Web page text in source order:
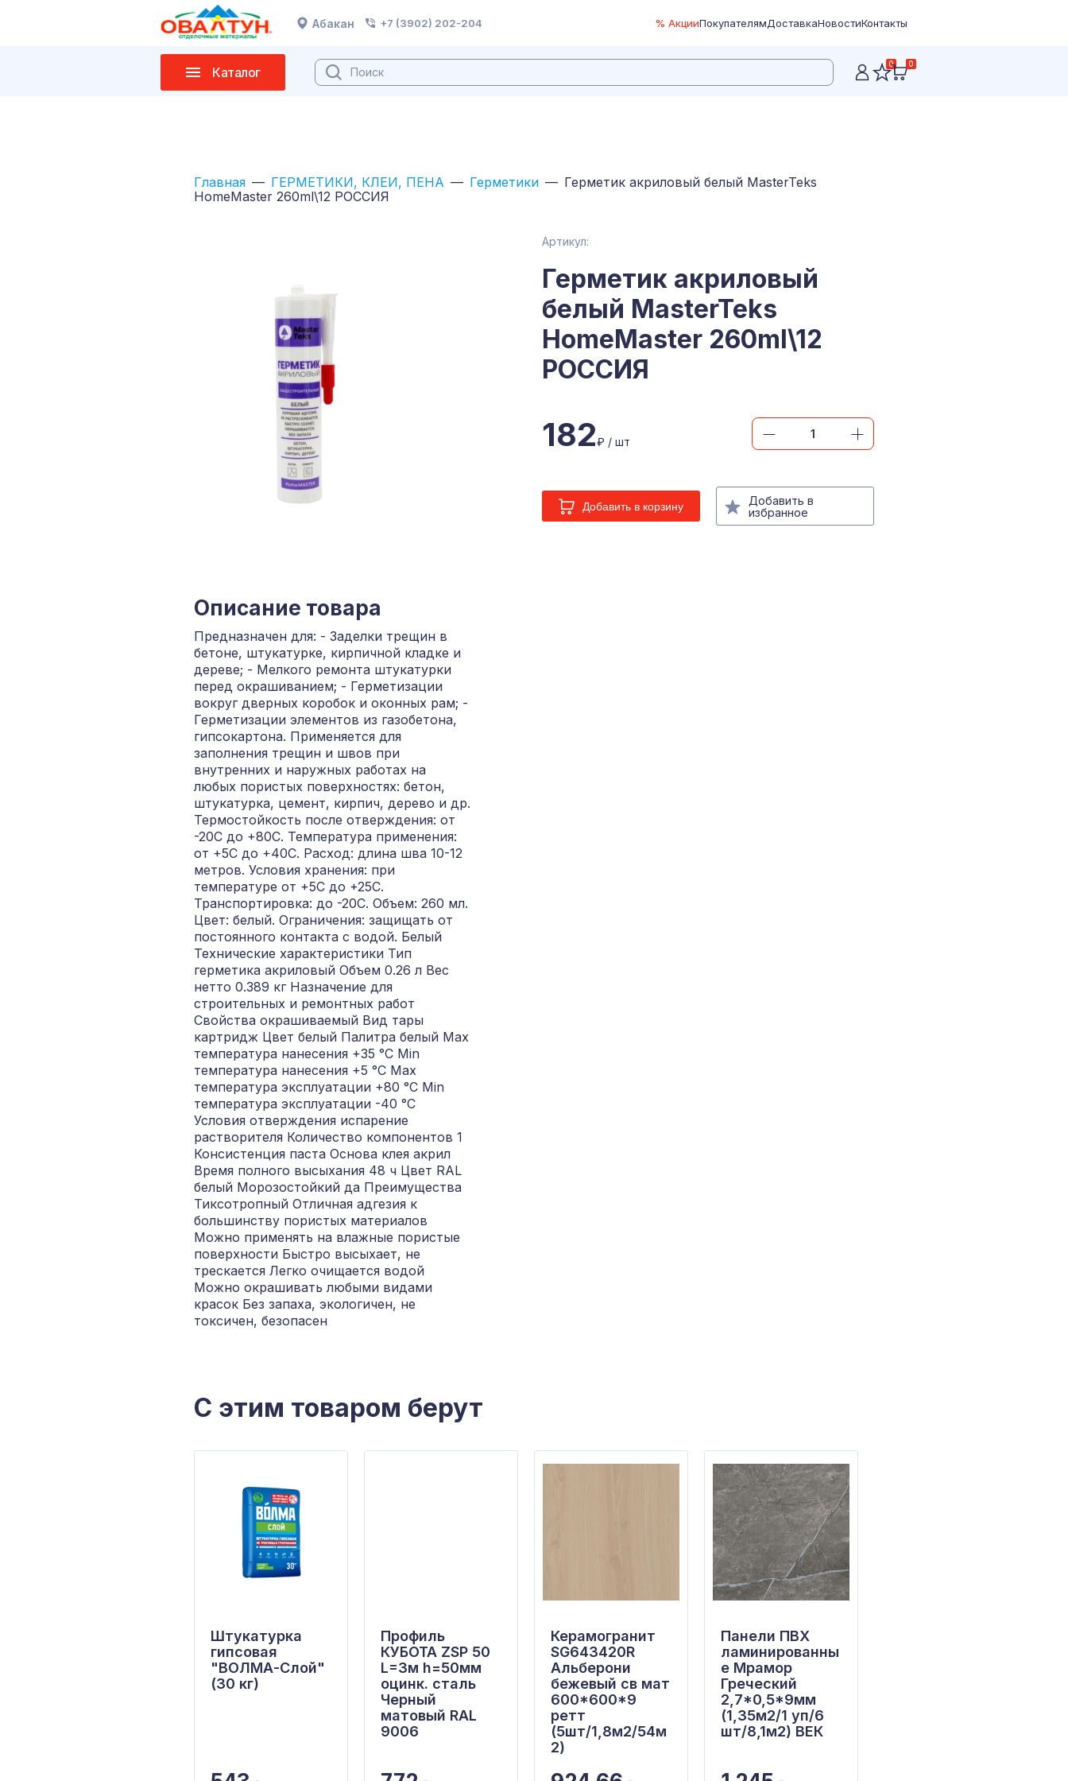
Абакан +7 (3902) 202-204 % АкцииПокупателямДоставкаНовостиКонтакты
Каталог
0 0
Главная ГЕРМЕТИКИ, КЛЕИ, ПЕНА Герметики
Герметик акриловый белый MasterTeks
HomeMaster 260ml\12 РОССИЯ
Артикул:
Герметик акриловый
белый MasterTeks
HomeMaster 260ml\12
РОССИЯ
182₽ / шт
Добавить в корзину
Добавить в
избранное
Описание товара
Предназначен для: - Заделки трещин в
бетоне, штукатурке, кирпичной кладке и
дереве; - Мелкого ремонта штукатурки
перед окрашиванием; - Герметизации
вокруг дверных коробок и оконных рам; -
Герметизации элементов из газобетона,
гипсокартона. Применяется для
заполнения трещин и швов при
внутренних и наружных работах на
любых пористых поверхностях: бетон,
штукатурка, цемент, кирпич, дерево и др.
Термостойкость после отверждения: от
-20С до +80С. Температура применения:
от +5С до +40С. Расход: длина шва 10-12
метров. Условия хранения: при
температуре от +5С до +25С.
Транспортировка: до -20С. Объем: 260 мл.
Цвет: белый. Ограничения: защищать от
постоянного контакта с водой. Белый
Технические характеристики Тип
герметика акриловый Объем 0.26 л Вес
нетто 0.389 кг Назначение для
строительных и ремонтных работ
Свойства окрашиваемый Вид тары
картридж Цвет белый Палитра белый Max
температура нанесения +35 °С Min
температура нанесения +5 °С Max
температура эксплуатации +80 °С Min
температура эксплуатации -40 °С
Условия отверждения испарение
растворителя Количество компонентов 1
Консистенция паста Основа клея акрил
Время полного высыхания 48 ч Цвет RAL
белый Морозостойкий да Преимущества
Тиксотропный Отличная адгезия к
большинству пористых материалов
Можно применять на влажные пористые
поверхности Быстро высыхает, не
трескается Легко очищается водой
Можно окрашивать любыми видами
красок Без запаха, экологичен, не
токсичен, безопасен
С этим товаром берут
Штукатурка
гипсовая
"ВОЛМА-Слой"
(30 кг)
Профиль
КУБОТА ZSP 50
L=3м h=50мм
оцинк. сталь
Черный
матовый RAL
9006
Керамогранит
SG643420R
Альберони
бежевый св мат
600*600*9
ретт
(5шт/1,8м2/54м
2)
Панели ПВХ
ламинированны
е Мрамор
Греческий
2,7*0,5*9мм
(1,35м2/1 уп/6
шт/8,1м2) ВЕК